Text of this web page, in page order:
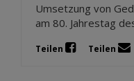
Umsetzung von
am 80. Jahrestag
Teilen Teilen